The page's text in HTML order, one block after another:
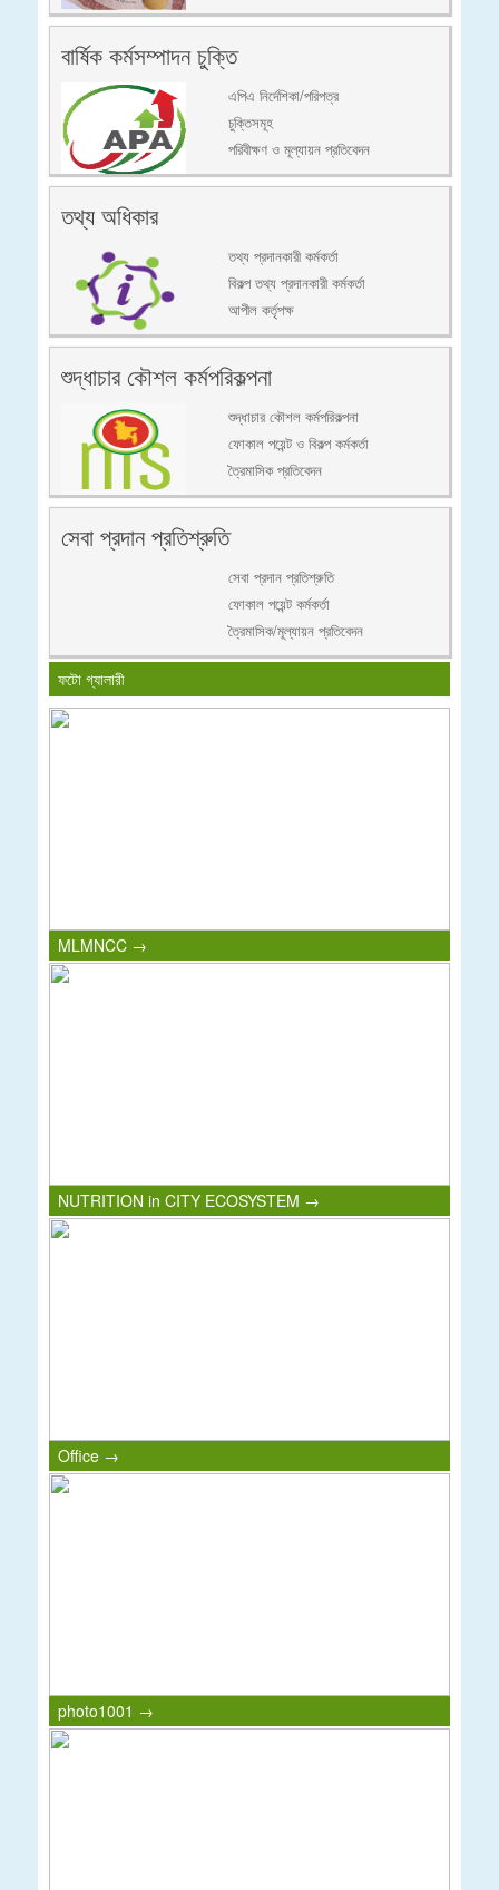
বার্ষিক কর্মসম্পাদন চুক্তি
এপিএ নির্দেশিকা/পরিপত্র
চুক্তিসমূহ
পরিবীক্ষণ ও মূল্যায়ন প্রতিবেদন
তথ্য অধিকার
তথ্য প্রদানকারী কর্মকর্তা
বিকল্প তথ্য প্রদানকারী কর্মকর্তা
আপীল কর্তৃপক্ষ
শুদ্ধাচার কৌশল কর্মপরিকল্পনা
শুদ্ধাচার কৌশল কর্মপরিকল্পনা
ফোকাল পয়েন্ট ও বিকল্প কর্মকর্তা
ত্রৈমাসিক প্রতিবেদন
সেবা প্রদান প্রতিশ্রুতি
সেবা প্রদান প্রতিশ্রুতি
ফোকাল পয়েন্ট কর্মকর্তা
ত্রৈমাসিক/মূল্যায়ন প্রতিবেদন
ফটো গ্যালারী
MLMNCC →
NUTRITION in CITY ECOSYSTEM →
Office →
photo1001 →